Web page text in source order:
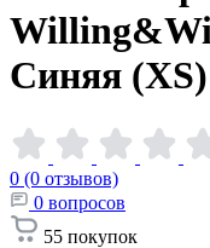
Синяя (XS)
0 (0 отзывов)
0 вопросов
55 покупок